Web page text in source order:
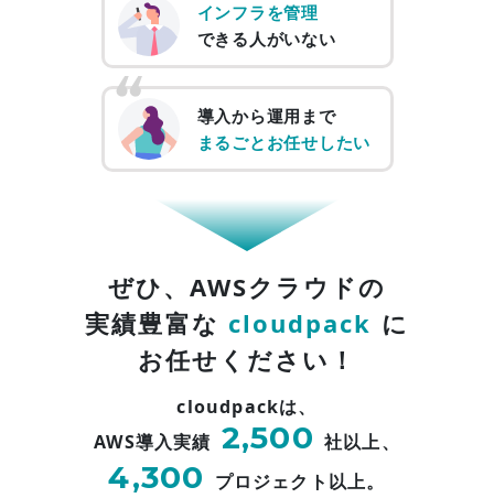
インフラを管理
できる人がいない
導入から運用まで
まるごとお任せしたい
ぜひ、AWSクラウドの
実績豊富な cloudpack に
お任せください！
cloudpackは、
AWS導入実績 2,500 社以上、
4,300 プロジェクト以上。